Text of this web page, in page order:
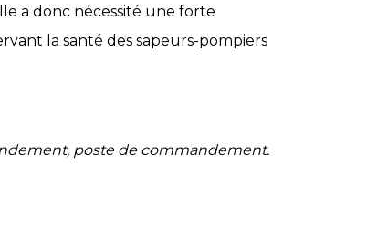
a donc nécessité une forte
la santé des sapeurs-pompiers
poste de commandement.